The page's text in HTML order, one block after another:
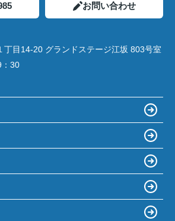
お問い合わせ
丁目14‐20 グランドステージ江坂 803号室
30